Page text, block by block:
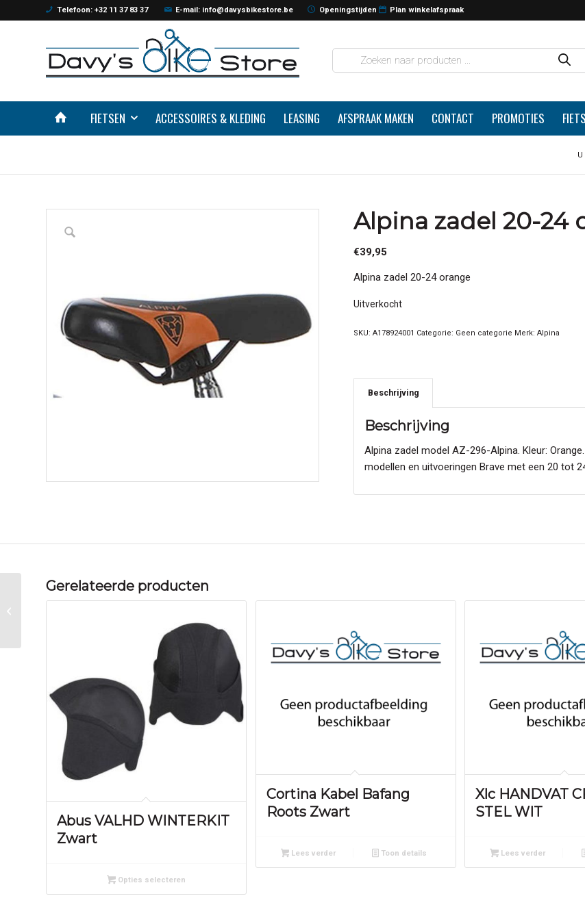
Telefoon: +32 11 37 83 37 E-mail: info@davysbikestore.be Openingstijden Plan winkelafspraak
FIETSEN ACCESSOIRES & KLEDING LEASING AFSPRAAK MAKEN CONTACT PROMOTIES
Alpina zadel 20-24
€39,95
Alpina zadel 20-24 orange
Uitverkocht
SKU:A178924001 Categorie: Geen categorie Merk:Alpina
Beschrijving
Beschrijving
Alpina zadel model AZ-296-Alpina. Kleur:
modellen en uitvoeringen Brave met een 20 tot
Gerelateerde producten
Abus VALHD WINTERKIT
Zwart
Opties selecteren
Cortina Kabel Bafang
Roots Zwart
Lees verder Toon details
Xlc HANDVAT
STEL WIT
Lees verder
Alpina Alp saddle 12-18